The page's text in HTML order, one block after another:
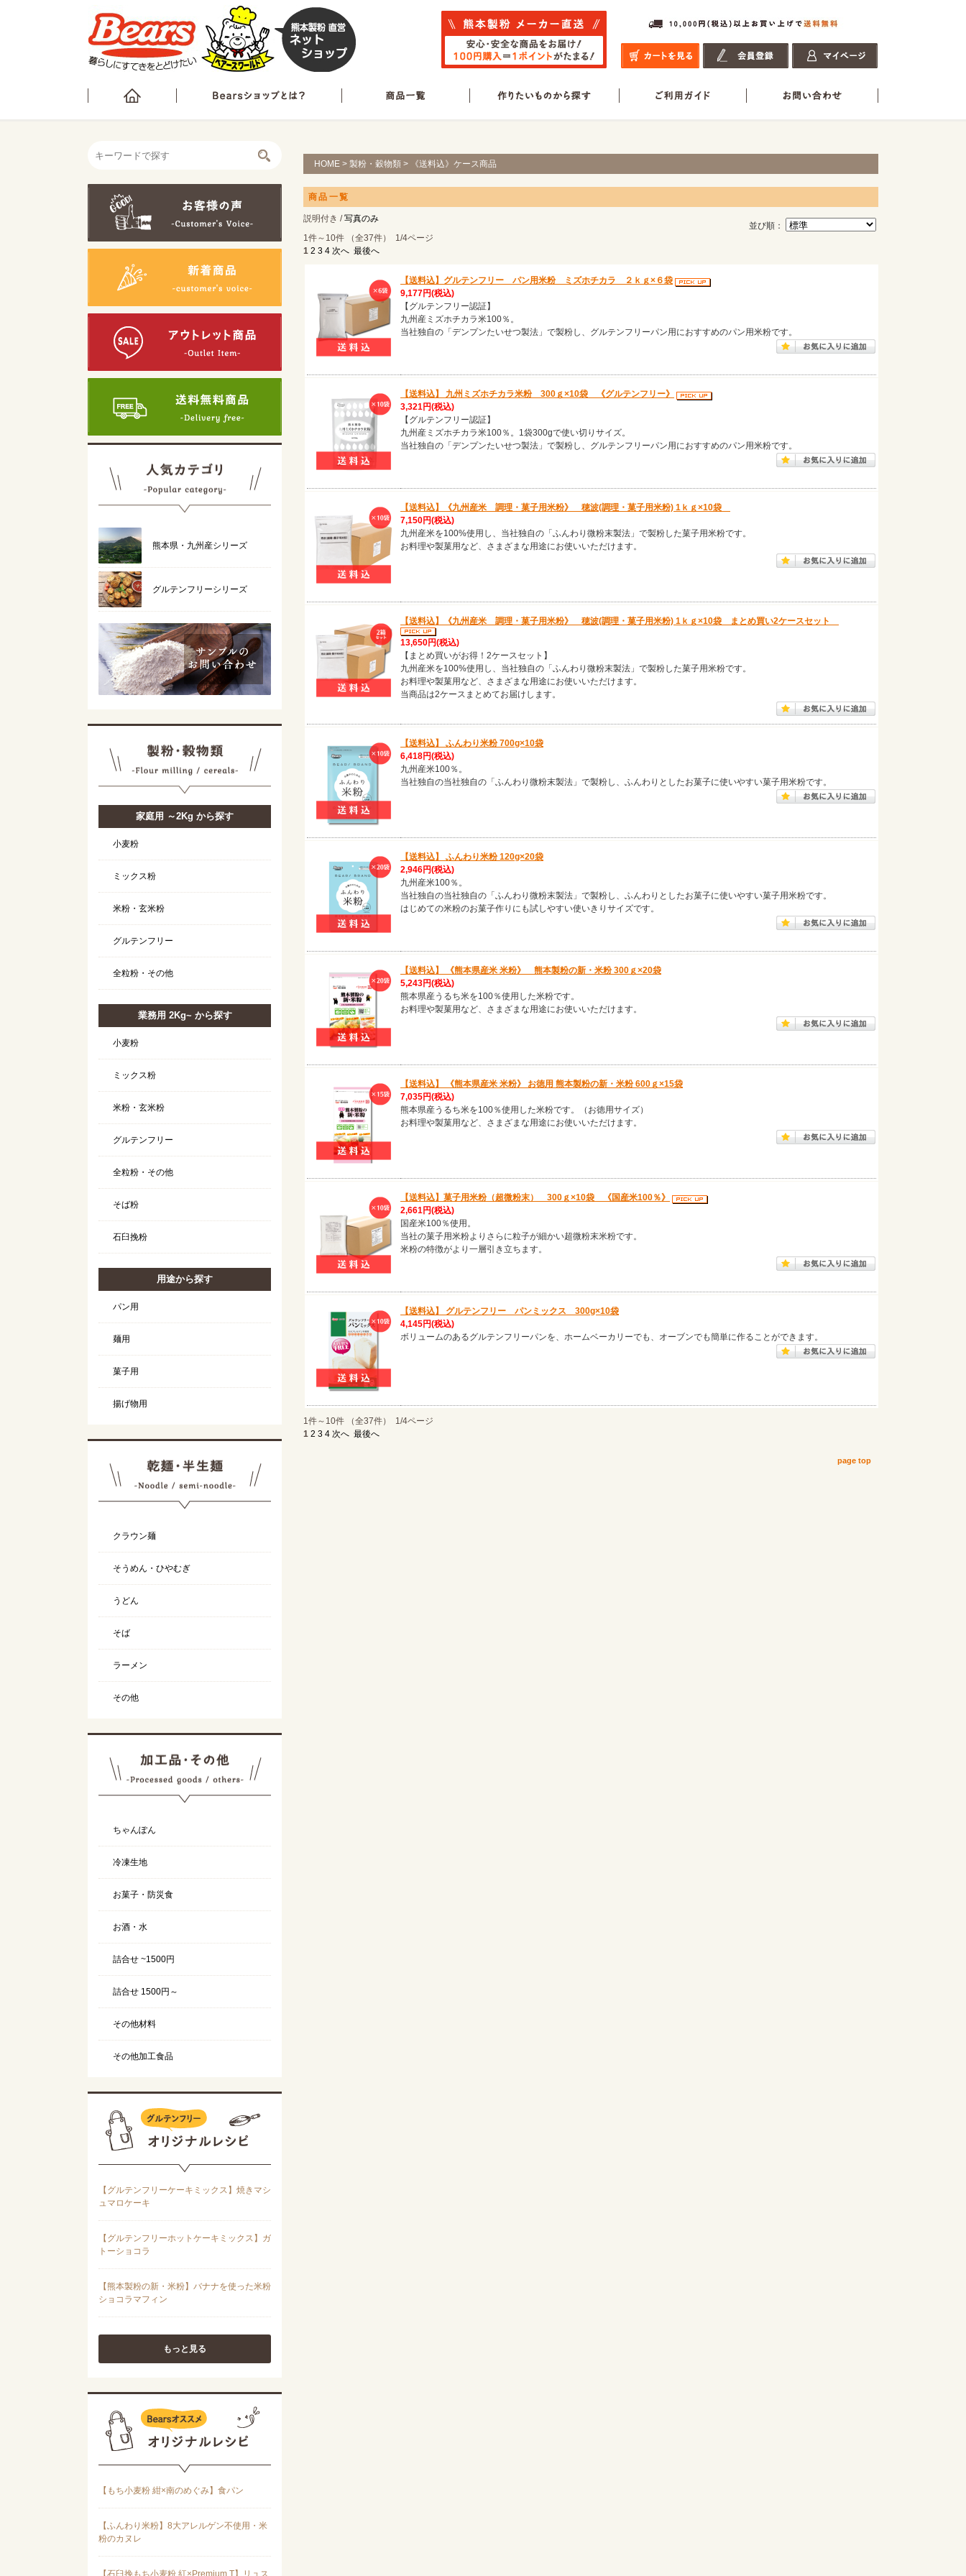
熊本県・九州産シリーズ
グルテンフリーシリーズ
家庭用 ～2Kg から探す
小麦粉
ミックス粉
米粉・玄米粉
グルテンフリー
全粒粉・その他
業務用 2Kg~ から探す
小麦粉
ミックス粉
米粉・玄米粉
グルテンフリー
全粒粉・その他
そば粉
石臼挽粉
用途から探す
パン用
麺用
菓子用
揚げ物用
クラウン麺
そうめん・ひやむぎ
うどん
そば
ラーメン
その他
ちゃんぽん
冷凍生地
お菓子・防災食
お酒・水
詰合せ ~1500円
詰合せ 1500円～
その他材料
その他加工食品
もっと見る
HOME > 製粉・穀物類 > 《送料込》ケース商品
商品一覧
並び順：
説明付き /写真のみ
1件～10件 （全37件） 1/4ページ
1 2 3 4 次へ 最後へ
【送料込】グルテンフリー パン用米粉 ミズホチカラ ２ｋｇ×６袋
9,177円(税込)
【グルテンフリー認証】
九州産ミズホチカラ米100％。
当社独自の「デンプンたいせつ製法」で製粉し、グルテンフリーパン用におすすめのパン用米粉です。
【送料込】 九州ミズホチカラ米粉 300ｇ×10袋 《グルテンフリー》
3,321円(税込)
【グルテンフリー認証】
九州産ミズホチカラ米100％。1袋300gで使い切りサイズ。
当社独自の「デンプンたいせつ製法」で製粉し、グルテンフリーパン用におすすめのパン用米粉です。
【送料込】《九州産米 調理・菓子用米粉》 穂波(調理・菓子用米粉) 1ｋｇ×10袋
7,150円(税込)
九州産米を100%使用し、当社独自の「ふんわり微粉末製法」で製粉した菓子用米粉です。
お料理や製菓用など、さまざまな用途にお使いいただけます。
【送料込】《九州産米 調理・菓子用米粉》 穂波(調理・菓子用米粉) 1ｋｇ×10袋 まとめ買い2ケースセット
13,650円(税込)
【まとめ買いがお得！2ケースセット】
九州産米を100%使用し、当社独自の「ふんわり微粉末製法」で製粉した菓子用米粉です。
お料理や製菓用など、さまざまな用途にお使いいただけます。
当商品は2ケースまとめてお届けします。
【送料込】 ふんわり米粉 700g×10袋
6,418円(税込)
九州産米100％。
当社独自の当社独自の「ふんわり微粉末製法」で製粉し、ふんわりとしたお菓子に使いやすい菓子用米粉です。
【送料込】 ふんわり米粉 120g×20袋
2,946円(税込)
九州産米100％。
当社独自の当社独自の「ふんわり微粉末製法」で製粉し、ふんわりとしたお菓子に使いやすい菓子用米粉です。
はじめての米粉のお菓子作りにも試しやすい使いきりサイズです。
【送料込】 《熊本県産米 米粉》 熊本製粉の新・米粉 300ｇ×20袋
5,243円(税込)
熊本県産うるち米を100％使用した米粉です。
お料理や製菓用など、さまざまな用途にお使いいただけます。
【送料込】 《熊本県産米 米粉》 お徳用 熊本製粉の新・米粉 600ｇ×15袋
7,035円(税込)
熊本県産うるち米を100％使用した米粉です。（お徳用サイズ）
お料理や製菓用など、さまざまな用途にお使いいただけます。
【送料込】菓子用米粉（超微粉末） 300ｇ×10袋 《国産米100％》
2,661円(税込)
国産米100％使用。
当社の菓子用米粉よりさらに粒子が細かい超微粉末米粉です。
米粉の特徴がより一層引き立ちます。
【送料込】 グルテンフリー パンミックス 300g×10袋
4,145円(税込)
ボリュームのあるグルテンフリーパンを、ホームベーカリーでも、オーブンでも簡単に作ることができます。
1件～10件 （全37件） 1/4ページ
1 2 3 4 次へ 最後へ
page top